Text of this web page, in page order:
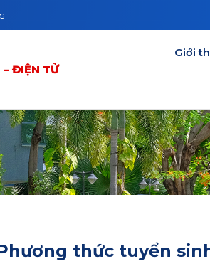
ĐIỆN TỬ
Giới
thức tuyển